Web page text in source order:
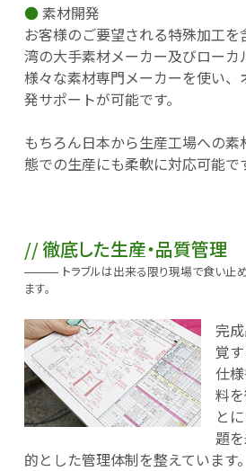
素材開発
お客様のご要望される特殊加工
湾の大手素材メーカー及びロー
様々な素材専門メーカーを使い、
発サポートが可能です。
もちろん日本から生産工場への
態での生産にも柔軟に対応可能で
徹底した生産・品質管理
トラブルは出来る限り現場で食い止
ます。
完
覚
仕
料
と
題
的とした管理体制を整えています。